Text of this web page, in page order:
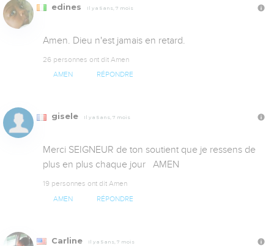
edines Il y a 5 ans, 7 mois
Amen. Dieu n'est jamais en retard.
26 personnes ont dit Amen
AMEN RÉPONDRE
gisele Il y a 5 ans, 7 mois
Merci SEIGNEUR de ton soutient que je ressens de
plus en plus chaque jour   AMEN
19 personnes ont dit Amen
AMEN RÉPONDRE
Carline Il y a 5 ans, 7 mois